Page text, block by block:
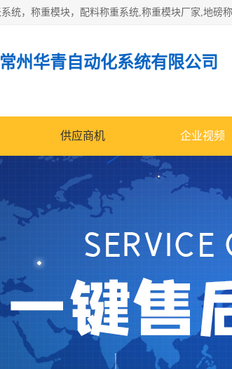
常州华青自动化系统有限公司
供应商机 企业视频